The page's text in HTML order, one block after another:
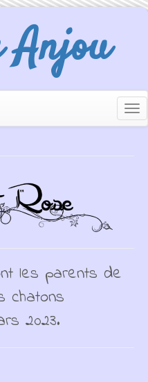
Anjou
les parents de
chatons
2023.